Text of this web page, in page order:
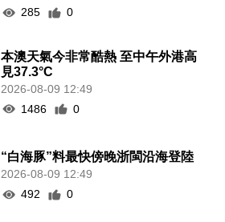
285
0
本澳天氣今非常酷熱 至中午外港高
見37.3°C
2026-08-09 12:49
1486
0
“白海豚”料最快傍晚浙閩沿海登陸
2026-08-09 12:49
492
0